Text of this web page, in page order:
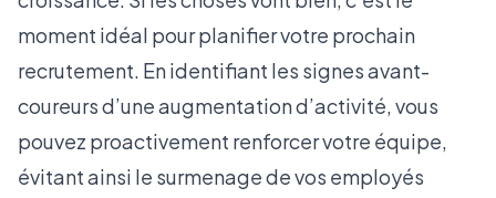
moment idéal pour planifier votre prochain
recrutement. En identifiant les signes avant-
coureurs d’une augmentation d’activité, vous
pouvez proactivement renforcer votre équipe,
évitant ainsi le surmenage de vos employés